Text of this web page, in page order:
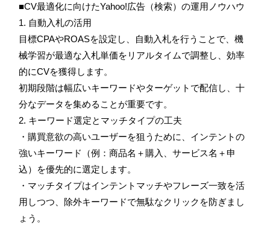
■CV最適化に向けたYahoo!広告（検索）の運用ノウハウ
1. 自動入札の活用
目標CPAやROASを設定し、自動入札を行うことで、機
械学習が最適な入札単価をリアルタイムで調整し、効率
的にCVを獲得します。
初期段階は幅広いキーワードやターゲットで配信し、十
分なデータを集めることが重要です。
2. キーワード選定とマッチタイプの工夫
・購買意欲の高いユーザーを狙うために、インテントの
強いキーワード（例：商品名＋購入、サービス名＋申
込）を優先的に選定します。
・マッチタイプはインテントマッチやフレーズ一致を活
用しつつ、除外キーワードで無駄なクリックを防ぎまし
ょう。